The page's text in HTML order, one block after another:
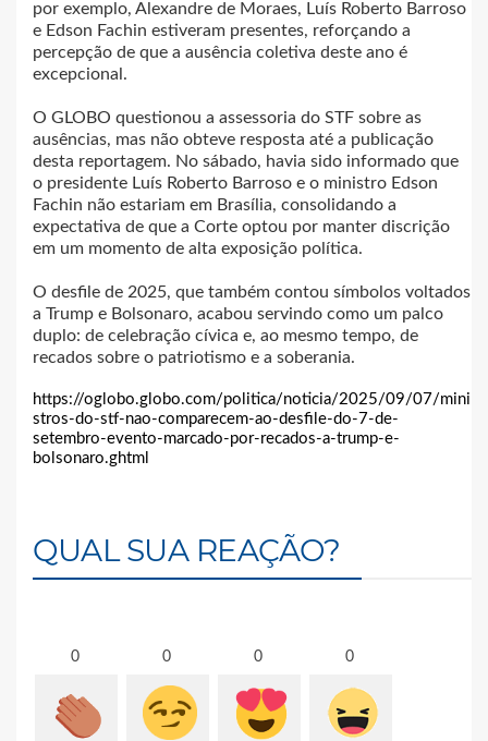
por exemplo, Alexandre de Moraes, Luís Roberto Barroso
e Edson Fachin estiveram presentes, reforçando a
percepção de que a ausência coletiva deste ano é
excepcional.
O GLOBO questionou a assessoria do STF sobre as
ausências, mas não obteve resposta até a publicação
desta reportagem. No sábado, havia sido informado que
o presidente Luís Roberto Barroso e o ministro Edson
Fachin não estariam em Brasília, consolidando a
expectativa de que a Corte optou por manter discrição
em um momento de alta exposição política.
O desfile de 2025, que também contou símbolos voltados
a Trump e Bolsonaro, acabou servindo como um palco
duplo: de celebração cívica e, ao mesmo tempo, de
recados sobre o patriotismo e a soberania.
https://oglobo.globo.com/politica/noticia/2025/09/07/mini
stros-do-stf-nao-comparecem-ao-desfile-do-7-de-
setembro-evento-marcado-por-recados-a-trump-e-
bolsonaro.ghtml
QUAL SUA REAÇÃO?
0 0 0 0